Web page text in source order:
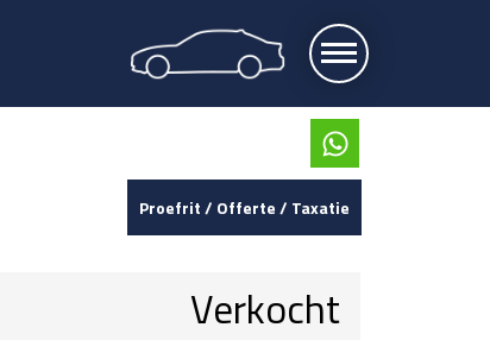
Proefrit / Offerte / Taxatie
Verkocht